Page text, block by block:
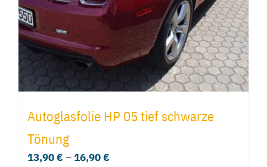
Autoglasfolie HP 05 tief schwarze
Tönung
13,90€ –16,90€